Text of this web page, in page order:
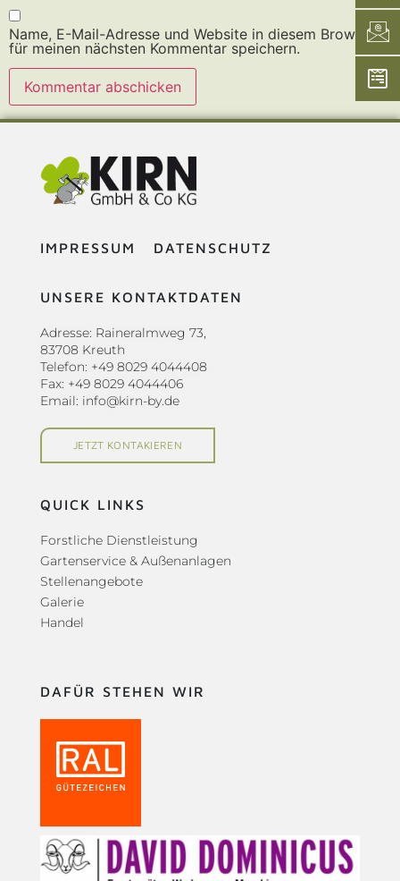
Name, E-Mail-Adresse und Website in diesem Browser
für meinen nächsten Kommentar speichern.
IMPRESSUM DATENSCHUTZ
UNSERE KONTAKTDATEN
Adresse: Raineralmweg 73,
83708 Kreuth
Telefon: +49 8029 4044408
Fax: +49 8029 4044406
Email: info@kirn-by.de
JETZT KONTAKIEREN
QUICK LINKS
Forstliche Dienstleistung
Gartenservice & Außenanlagen
Stellenangebote
Galerie
Handel
DAFÜR STEHEN WIR